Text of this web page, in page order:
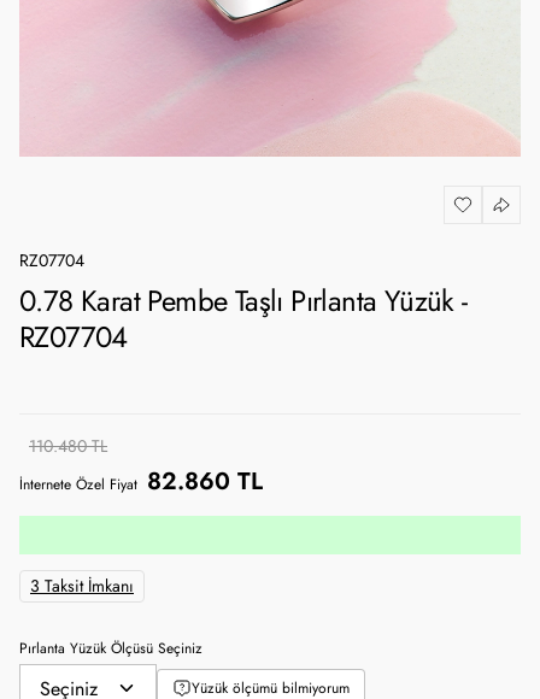
RZ07704
0.78 Karat Pembe Taşlı Pırlanta Yüzük -
RZ07704
110.480 TL
İnternete Özel Fiyat 82.860 TL
3 Taksit İmkanı
Pırlanta Yüzük Ölçüsü Seçiniz
Yüzük ölçümü bilmiyorum